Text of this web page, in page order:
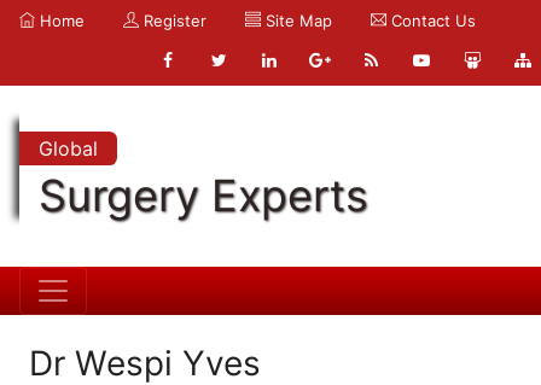
Home Register Site Map Contact Us
Global
Surgery Experts
Dr Wespi Yves